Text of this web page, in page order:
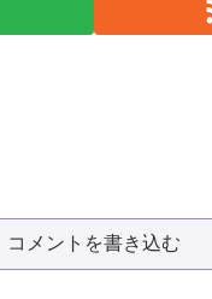
コメントを書き込む